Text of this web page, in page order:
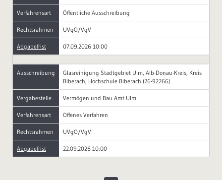
Verfahrensart Öffentliche Ausschreibung
Rechtsrahmen UVgO/VgV
Abgabefrist 07.09.2026 10:00
Ausschreibung
Glasreinigung Stadtgebiet Ulm, Alb-Donau-Kreis, Kreis
Biberach, Hochschule Biberach (26-92266)
Vergabestelle Vermögen und Bau Amt Ulm
Verfahrensart Offenes Verfahren
Rechtsrahmen UVgO/VgV
Abgabefrist 22.09.2026 10:00